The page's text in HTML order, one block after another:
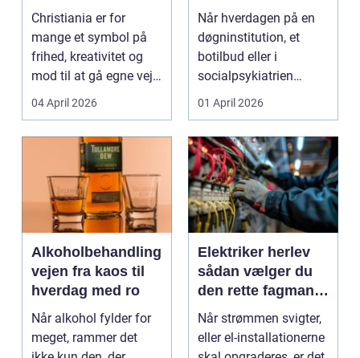
ét
Christiania er for
mange et symbol på
frihed, kreativitet og
mod til at gå egne veje.
Den samme ånd ...
04 April 2026
du den rette hjælp
Når hverdagen på en
døgninstitution, et
botilbud eller i
socialpsykiatrien
pludselig ændrer sig,
kan...
01 April 2026
Alkoholbehandling
vejen fra kaos til
hverdag med ro
Når alkohol fylder for
meget, rammer det
Elektriker herlev
sådan vælger du
den rette fagmand
til dine el-opgaver
Når strømmen svigter,
eller el-installationerne